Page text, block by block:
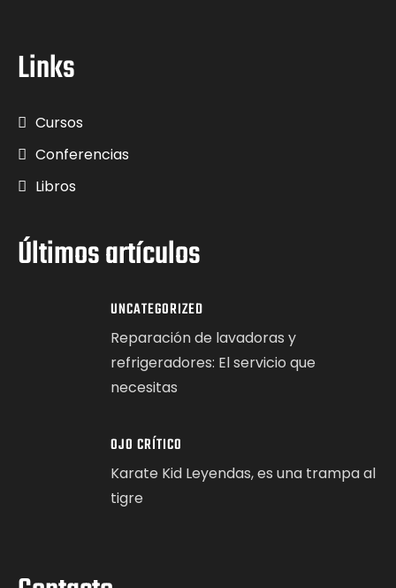
Links
Cursos
Conferencias
Libros
Últimos artículos
UNCATEGORIZED
Reparación de lavadoras y
refrigeradores: El servicio que
necesitas
OJO CRÍTICO
Karate Kid Leyendas, es una trampa al
tigre